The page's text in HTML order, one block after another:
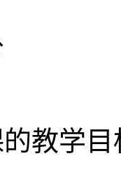
教学目